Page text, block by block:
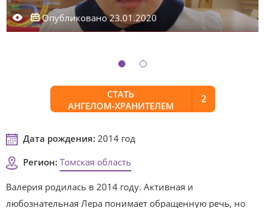
Опубликовано 23.01.2020
СТАТЬ
АНГЕЛОМ-ХРАНИТЕЛЕМ
2
Дата рождения: 2014 год
Регион: Томская область
Валерия родилась в 2014 году. Активная и
любознательная Лера понимает обращенную речь, но